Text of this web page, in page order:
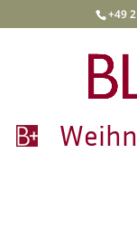
+49